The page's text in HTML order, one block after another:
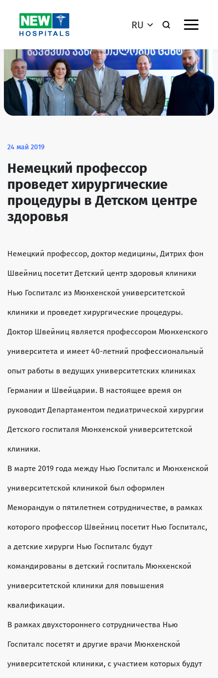
RU
24 май 2019
Немецкий профессор
проведет хирургические
процедуры в Детском центре
здоровья
Немецкий профессор, доктор медицины, Дитрих фон
Швейниц посетит Детский центр здоровья клиники
Нью Госпиталс из Мюнхенской университетской
клиники и проведет хирургические процедуры.
Доктор Швейниц является профессором Мюнхенского
университета и имеет 40-летний профессиональный
опыт работы в ведущих университетских клиниках
Германии и Швейцарии. В настоящее время он
руководит Департаментом педиатрической хирургии
Детского госпиталя Мюнхенской университетской
клиники.
В марте 2019 года между Нью Госпиталс и Мюнхенской
университетской клиникой был оформлен
Меморандум о пятилетнем сотрудничестве, в рамках
которого профессор Швейниц посетит Нью Госпиталс,
а детские хирурги Нью Госпиталс будут
командированы в детский госпиталь Мюнхенской
университетской клиники для повышения
квалификации.
В рамках двухстороннего сотрудничества Нью
Госпиталс посетят и другие врачи Мюнхенской
университетской клиники, с участием которых будут